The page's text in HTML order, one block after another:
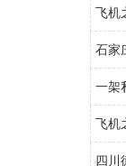
飞机
一架
飞机